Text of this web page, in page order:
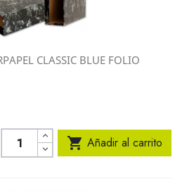
CLASSIC BLUE FOLIO
 Añadir al carrito